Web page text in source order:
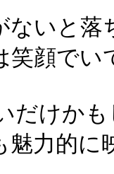
ないと
笑顔でい
だけか
魅力的